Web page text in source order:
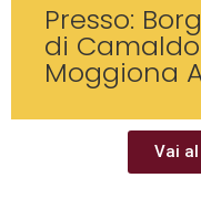
Presso:
di
Moggiona
Vai